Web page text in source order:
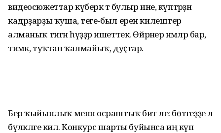
видеосюжеттар күберәк тә булыр ине, күптәрҙән
кадрҙарҙы ҡуша, теге-был ерен килештерә
алманыҡ тигән һүҙҙәр ишеттек. Өйрәнер нәмәләр бар,
тимәк, туҡтап ҡалмайыҡ, дуҫтар.
Бер ҡыйынлыҡ менән осраштыҡ бит әле: бөтәгеҙҙе лә
бүләкләге килә. Конкурс шарты буйынса иң күп